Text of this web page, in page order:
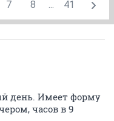
7 8 ... 41
день. Имеет форму
часов в 9